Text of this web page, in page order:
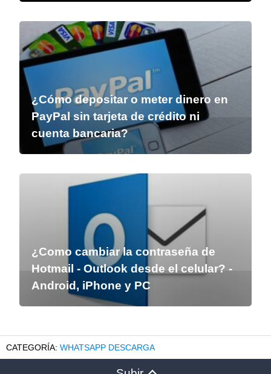
¿Cómo depositar o meter dinero en
PayPal sin tarjeta de crédito ni
cuenta bancaria?
¿Como cambiar la contraseña de
Hotmail - Outlook desde el celular? -
Android, iPhone y PC
WHATSAPP DESCARGA